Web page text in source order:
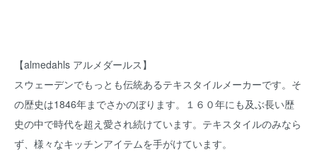
【almedahls アルメダールス】
スウェーデンでもっとも伝統あるテキスタイルメーカーです。そ
の歴史は1846年までさかのぼります。１６０年にも及ぶ長い歴
史の中で時代を超え愛され続けています。テキスタイルのみなら
ず、様々なキッチンアイテムを手がけています。